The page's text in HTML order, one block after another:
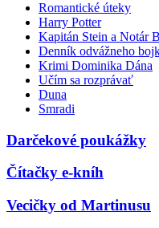
Romantické úteky
Harry Potter
Kapitán Stein a Notár
Denník odvážneho
Krimi Dominika Dána
Učím sa rozprávať
Duna
Smradi
Darčekové poukážky
Čítačky e-kníh
Vecičky od Martinusu